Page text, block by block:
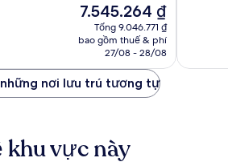
Giá
hiện
tại
7.545.264 ₫
7.545.264 ₫
Tổng 9.046.771 ₫
bao gồm thuế & phí
27/08 - 28/08
những nơi lưu trú tương tự
khu vực này